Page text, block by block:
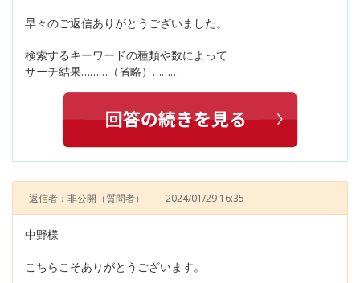
早々のご返信ありがとうございました。
検索するキーワードの種類や数によって
サーチ結果………（省略）………
返信者：非公開 （質問者） 2024/01/29 16:35
中野様
こちらこそありがとうございます。